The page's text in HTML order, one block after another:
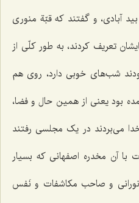
آبادی، و گفتند که قبّة منوری
تعریف کردند، به طور کلّی از
شب‌های خوبی دارد، روی هم
بود یعنی از همین حال و فضا،
می‌بردند در یک مجلسی رفتند
با آن مخدره اصفهانی که بسیار
و صاحب مکاشفات و نَفس